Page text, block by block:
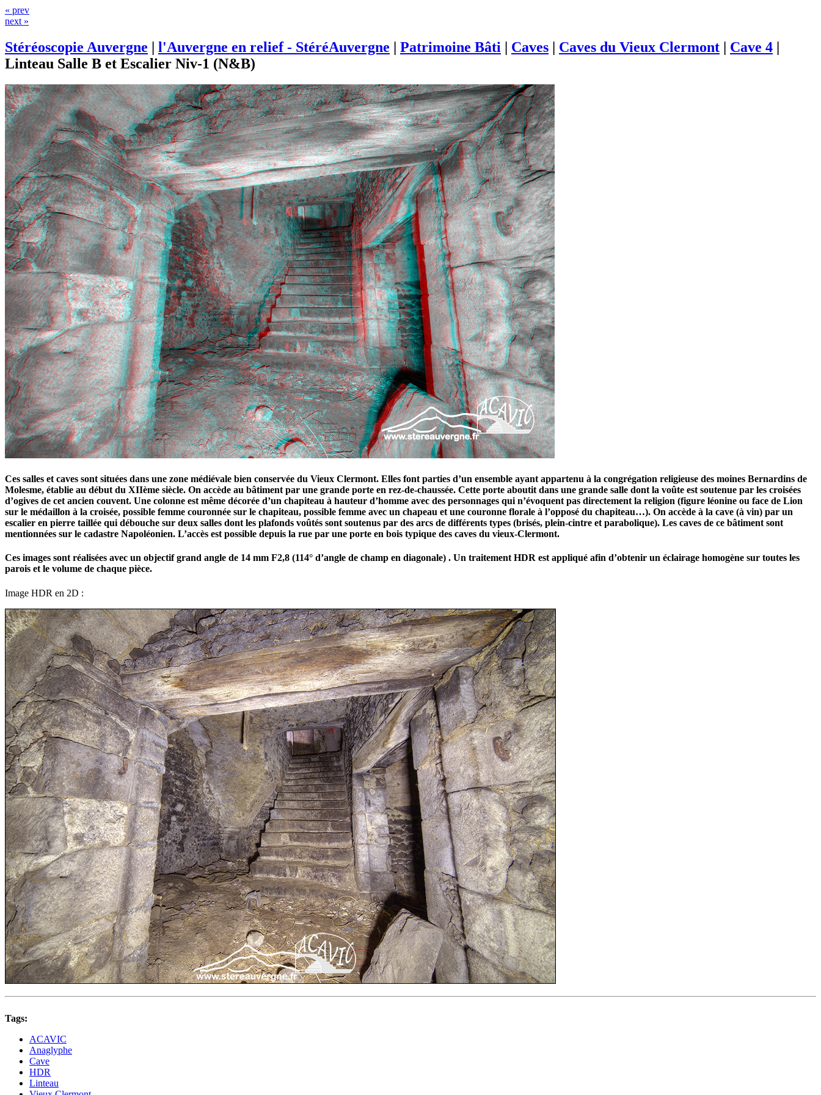
« prev
next »
Stéréoscopie Auvergne | l'Auvergne en relief - StéréAuvergne | Patrimoine Bâti | Caves | Caves du Vieux Clermont | Cave 4 |
Linteau Salle B et Escalier Niv-1 (N&B)
Ces salles et caves sont situées dans une zone médiévale bien conservée du Vieux Clermont. Elles font parties d’un ensemble ayant appartenu à la congrégation religieuse des moines Bernardins de
Molesme, établie au début du XIIème siècle. On accède au bâtiment par une grande porte en rez-de-chaussée. Cette porte aboutit dans une grande salle dont la voûte est soutenue par les croisées
d’ogives de cet ancien couvent. Une colonne est même décorée d’un chapiteau à hauteur d’homme avec des personnages qui n’évoquent pas directement la religion (figure léonine ou face de Lion
sur le médaillon à la croisée, possible femme couronnée sur le chapiteau, possible femme avec un chapeau et une couronne florale à l’opposé du chapiteau…). On accède à la cave (à vin) par un
escalier en pierre taillée qui débouche sur deux salles dont les plafonds voûtés sont soutenus par des arcs de différents types (brisés, plein-cintre et parabolique). Les caves de ce bâtiment sont
mentionnées sur le cadastre Napoléonien. L’accès est possible depuis la rue par une porte en bois typique des caves du vieux-Clermont.
Ces images sont réalisées avec un objectif grand angle de 14 mm F2,8 (114° d’angle de champ en diagonale) . Un traitement HDR est appliqué afin d’obtenir un éclairage homogène sur toutes les
parois et le volume de chaque pièce.
Image HDR en 2D :
Tags:
ACAVIC
Anaglyphe
Cave
HDR
Linteau